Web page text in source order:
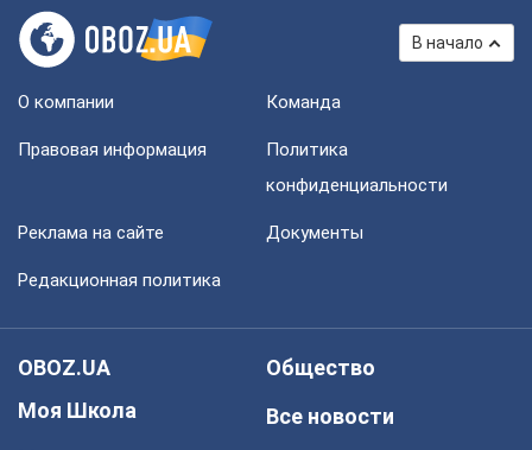
В начало
О компании Команда
Правовая информация
Политика
конфиденциальности
Реклама на сайте Документы
Редакционная политика
OBOZ.UA
Моя Школа
Общество
Все новости